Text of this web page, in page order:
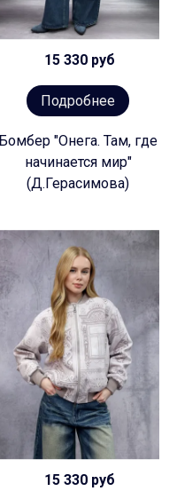
15 330 руб
Подробнее
Бомбер "Онега. Там, где
начинается мир"
(Д.Герасимова)
15 330 руб